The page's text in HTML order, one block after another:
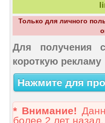
Только для личного
Для получения
короткую рекламу
Нажмите для
* Внимание!